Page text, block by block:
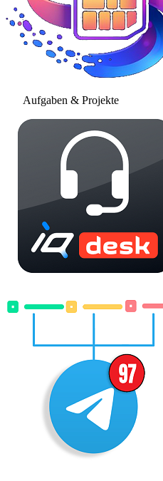
Aufgaben & Projekte